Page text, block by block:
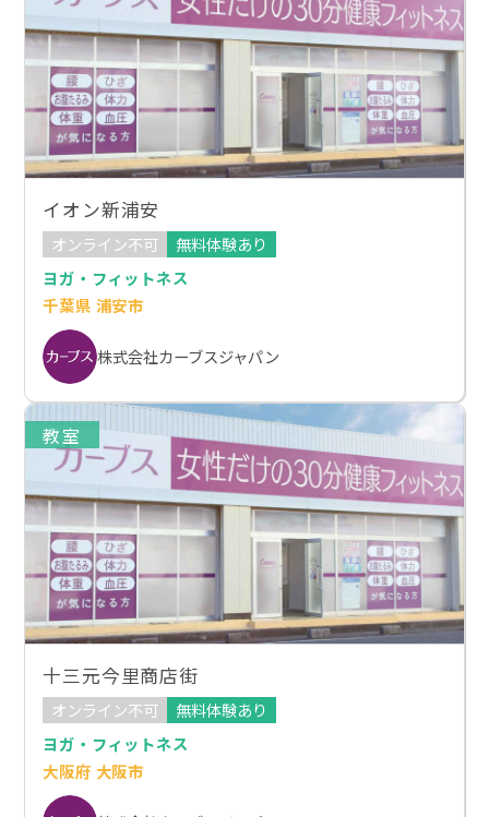
イオン新浦安
オンライン不可
無料体験あり
ヨガ・フィットネス
千葉県 浦安市
株式会社カーブスジャパン
教室
十三元今里商店街
オンライン不可
無料体験あり
ヨガ・フィットネス
大阪府 大阪市